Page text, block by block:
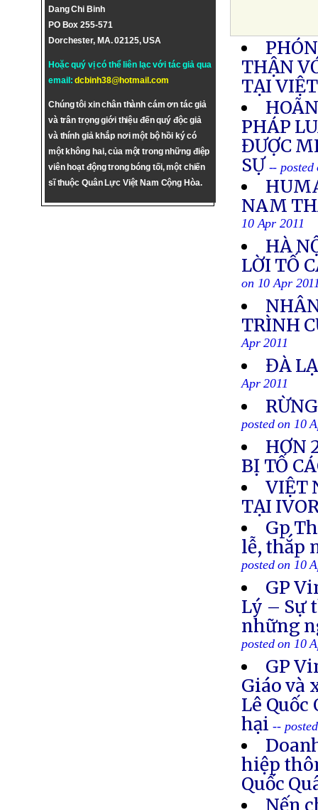
Dang Chi Binh
PO Box 255-571
Dorchester, MA. 02125, USA
Hoặc quý vị có thể liên lạc với tác giả qua
email:dcbinh38@hotmail.com
Chúng tôi xin chân thành cám ơn tác giả
và trân trọng giới thiệu đến quý độc giả
và thính giả khắp nơi một bộ hồi ký có
một không hai, của một trong những điệp
viên hoạt động trong bóng tối, một chiến
sĩ thuộc Quân Lực Việt Nam Cộng Hòa.
THẬN
TẠI
PHÁP
ĐƯỢC
SỰ -- posted
NAM
10 Apr 2011
HÀ
LỜI TỐ
on 10 Apr
TRÌNH
Apr 2011
ĐÀ
Apr 2011
posted on 10
HƠN
BỊ TỐ
VIỆT
TẠI
Gp
lễ, thắp
posted on 10
GP
Lý – Sự
những
posted on 10
GP
Giáo và
Lê
hại--
hiệp
Quốc
Nến